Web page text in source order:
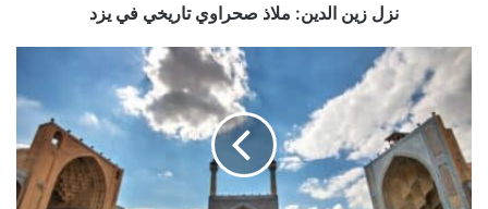
نزل زين الدين: ملاذ صحراوي تاريخي في يزد
مسجد
الجامع
أصفهان:
تحفة
معمارية
تاريخية